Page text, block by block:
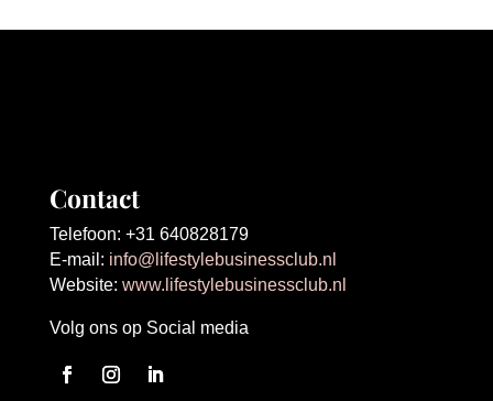
Contact
Telefoon: +31 640828179
E-mail: info@lifestylebusinessclub.nl
Website: www.lifestylebusinessclub.nl
Volg ons op Social media